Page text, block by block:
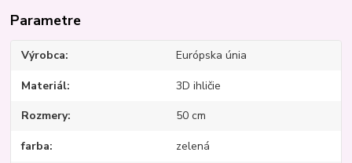
Parametre
Výrobca Európska únia
Materiál 3D ihličie
Rozmery 50 cm
farba zelená